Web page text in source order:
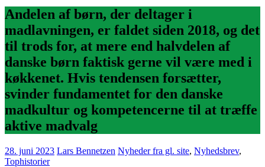
Andelen af børn, der deltager i
madlavningen, er faldet siden 2018, og det
til trods for, at mere end halvdelen af
danske børn faktisk gerne vil være med i
køkkenet. Hvis tendensen forsætter,
svinder fundamentet for den danske
madkultur og kompetencerne til at træffe
aktive madvalg
28. juni 2023 Lars Bennetzen Nyheder fra gl. site, Nyhedsbrev,
Tophistorier